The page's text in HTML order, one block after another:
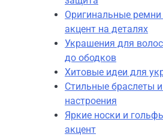
Оригинальные
акцент на деталях
Украшения для
до ободков
Хитовые идеи для
Стильные браслеты
настроения
Яркие носки и
акцент